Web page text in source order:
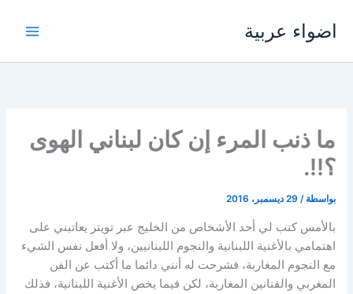
اضواء عربية
ما ذنب المرء إن كان لبناني الهوى
؟!!.
بواسطة / 29 ديسمبر، 2016
بالأمس كتب لي أحد الأشخاص من الخليج عبر تويتر يعاتبني على
اهتمامي بالأغنية اللبنانية والنجوم اللبنانيين، ولا أفعل نفس الشيء
مع النجوم المغاربة، فشرحت له أنني دائما ما أكتب عن الفن
المغربي والفنانين المغاربة، لكن فيما يخص الأغنية اللبنانية، فذلك